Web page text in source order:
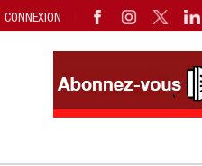
CONNEXION